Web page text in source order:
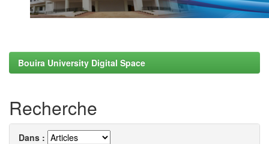
Bouira University Digital Space
Recherche
Dans :